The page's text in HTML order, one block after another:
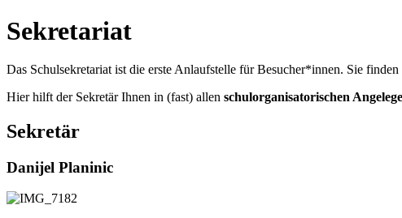
Sekretariat
Das Schulsekretariat ist die erste Anlaufstelle für Besucher*innen. Sie finden
Hier hilft der Sekretär Ihnen in (fast) allen schulorganisatorischen
Sekretär
Danijel Planinic